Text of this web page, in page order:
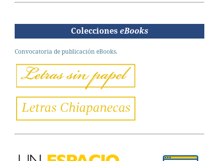
Colecciones eBooks
Convocatoria de publicación eBooks.